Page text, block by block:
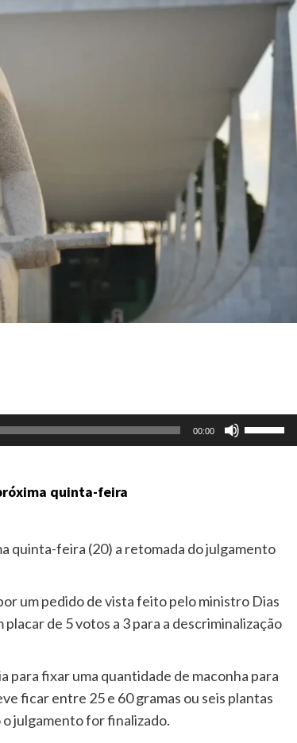
00:00
Use
as
para
para
aumentar
quinta-feira
quinta-feira (20) a retomada do julgamento
um pedido de vista feito pelo ministro Dias
de 5 votos a 3 para a descriminalização
fixar uma quantidade de maconha para
ficar entre 25 e 60 gramas ou seis plantas
julgamento for finalizado.